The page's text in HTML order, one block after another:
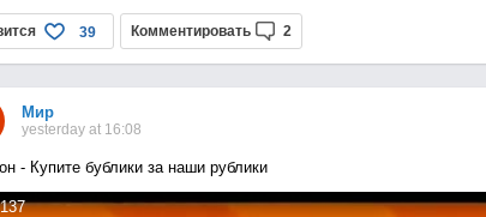
39 Комментировать 2
Мир
yesterday at 16:08
- Купите бублики за наши рублики
137